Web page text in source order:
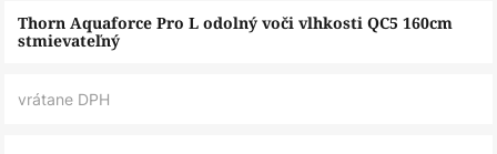
Preskočiť
na
galérie
Thorn Aquaforce Pro L odolný voči vlhkosti QC5 160cm
stmievateľný
vrátane DPH